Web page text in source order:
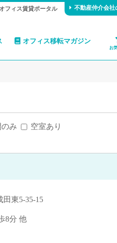
フィス賃貸ポータル 不動産仲介会社
オフィス移転マガジン
お
み 空室あり
東5-35-15
8分 他